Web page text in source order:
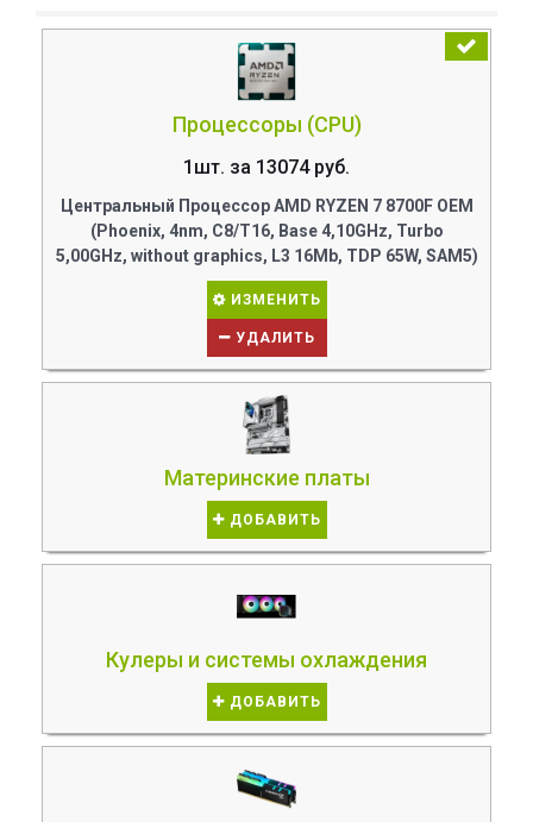
Процессоры (CPU)
1шт. за 13074 руб.
Центральный Процессор AMD RYZEN 7 8700F OEM
(Phoenix, 4nm, C8/T16, Base 4,10GHz, Turbo
5,00GHz, without graphics, L3 16Mb, TDP 65W, SAM5)
ИЗМЕНИТЬ
УДАЛИТЬ
Материнские платы
ДОБАВИТЬ
Кулеры и системы охлаждения
ДОБАВИТЬ